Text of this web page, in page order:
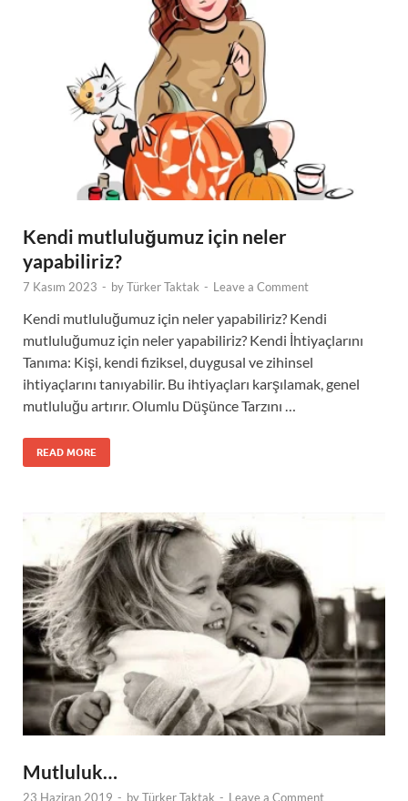
Kendi mutluluğumuz için neler
yapabiliriz?
7 Kasım 2023 - byTürker Taktak - Leave a Comment
Kendi mutluluğumuz için neler yapabiliriz? Kendi
mutluluğumuz için neler yapabiliriz? Kendi İhtiyaçlarını
Tanıma: Kişi, kendi fiziksel, duygusal ve zihinsel
ihtiyaçlarını tanıyabilir. Bu ihtiyaçları karşılamak, genel
mutluluğu artırır. Olumlu Düşünce Tarzını …
READ MORE
Mutluluk…
23 Haziran 2019 - byTürker Taktak - Leave a Comment